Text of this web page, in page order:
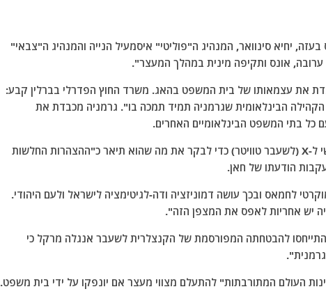
יחיא סינוואר, המנהיג ה"פוליטי" איסמעיל הנייה והמנהיג ה"צבאי"
אונס ותקיפה מינית במהלך המעצר".
את עצמאותו של בית המשפט בהאג. משרד החוץ הפדרלי בברלין קבע:
הקהילה הבינלאומית שגרמניה תמיד תמכה בו". גרמניה מכבדת את
כל בתי המשפט הבינלאומיים האחרים.
שגריר ישראל בגרמניה רון פרוסור פנה ביום שלישי ל-X (לשעבר טוויטר) כדי לבקר את מה שהוא תיאר כ"ההצהרות החלשות
הודעתו של חאן.
לחמאס ובכך עושה דמוניזציה ודה-לגיטימציה לישראל ולעם היהודי.
יש אחריות לאפס את המצפן הזה".
להבטחתה המפורסמת של הקנצלרית לשעבר אנגלה מרקל כי
העולם המתורבתות" להתעלם מצווי מעצר אם יונפקו על ידי בית משפט.